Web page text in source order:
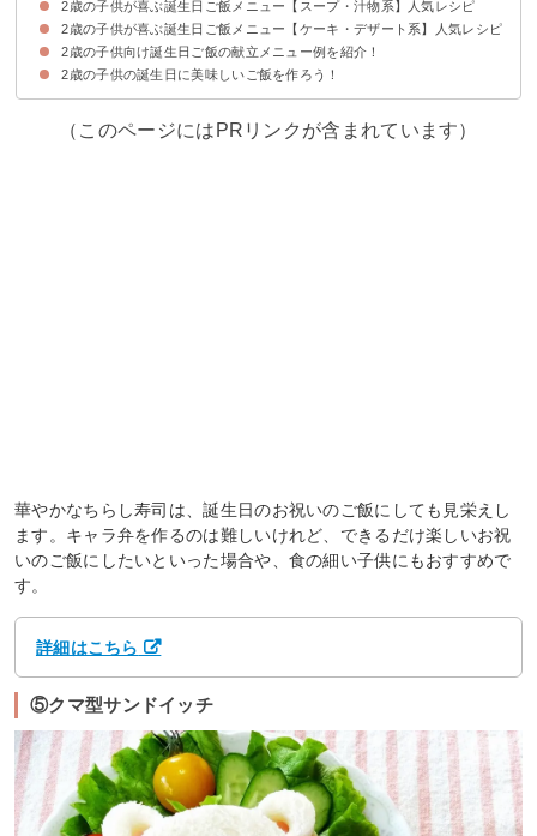
①新幹線カレープレート
②わんわんとうーたんのご飯
③猫バスおにぎり
④ちらし寿司
⑤クマ型サンドイッチ
⑥チーズフォンデュ
⑦たこ焼き器で作るオムライス
2歳の子供が喜ぶ誕生日ご飯メニュー【スープ・汁物系】人気レシピ
①シーチキンクラムチャウダー
②お麩を使ったオニオンスープ
③クリームコーン中華スープ
④パプリカと人参のポタージュ
⑤青菜のポタージュ
2歳の子供が喜ぶ誕生日ご飯メニュー【ケーキ・デザート系】人気レシピ
①フルーツタルト
②アンパンマンケーキ
③サンドイッチ食パンで作る救急車のケーキ
④しまじろうのケーキ
2歳の子供向け誕生日ご飯の献立メニュー例を紹介！
献立メニュー例①〜ランチに誕生日を祝う場合〜
献立メニュー例②〜朝食に特別なメニューを出したい時に〜
献立メニュー例③〜バースデーパーティーに好きなものを〜
2歳の子供の誕生日に美味しいご飯を作ろう！
（このページにはPRリンクが含まれています）
華やかなちらし寿司は、誕生日のお祝いのご飯にしても見栄えし
ます。キャラ弁を作るのは難しいけれど、できるだけ楽しいお祝
いのご飯にしたいといった場合や、食の細い子供にもおすすめで
す。
詳細はこちら
⑤クマ型サンドイッチ